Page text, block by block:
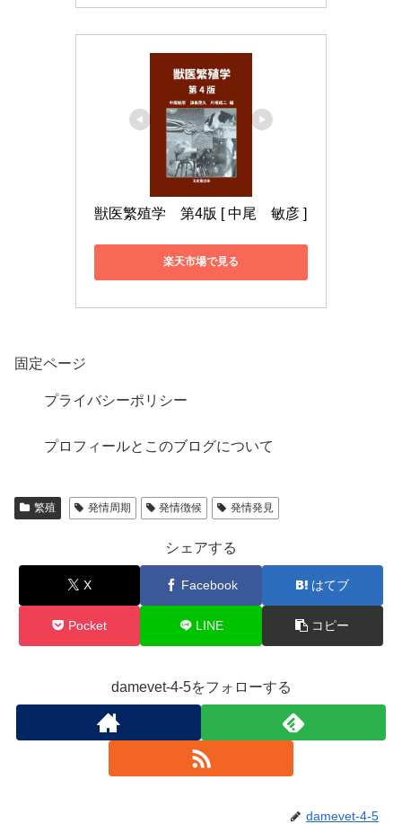
獣医繁殖学　第4版 [ 中尾　敏彦 ]
楽天市場で見る
固定ページ
プライバシーポリシー
プロフィールとこのブログについて
繁殖 発情周期 発情徴候 発情発見
シェアする
X Facebook はてブ
Pocket LINE コピー
damevet-4-5をフォローする
damevet-4-5